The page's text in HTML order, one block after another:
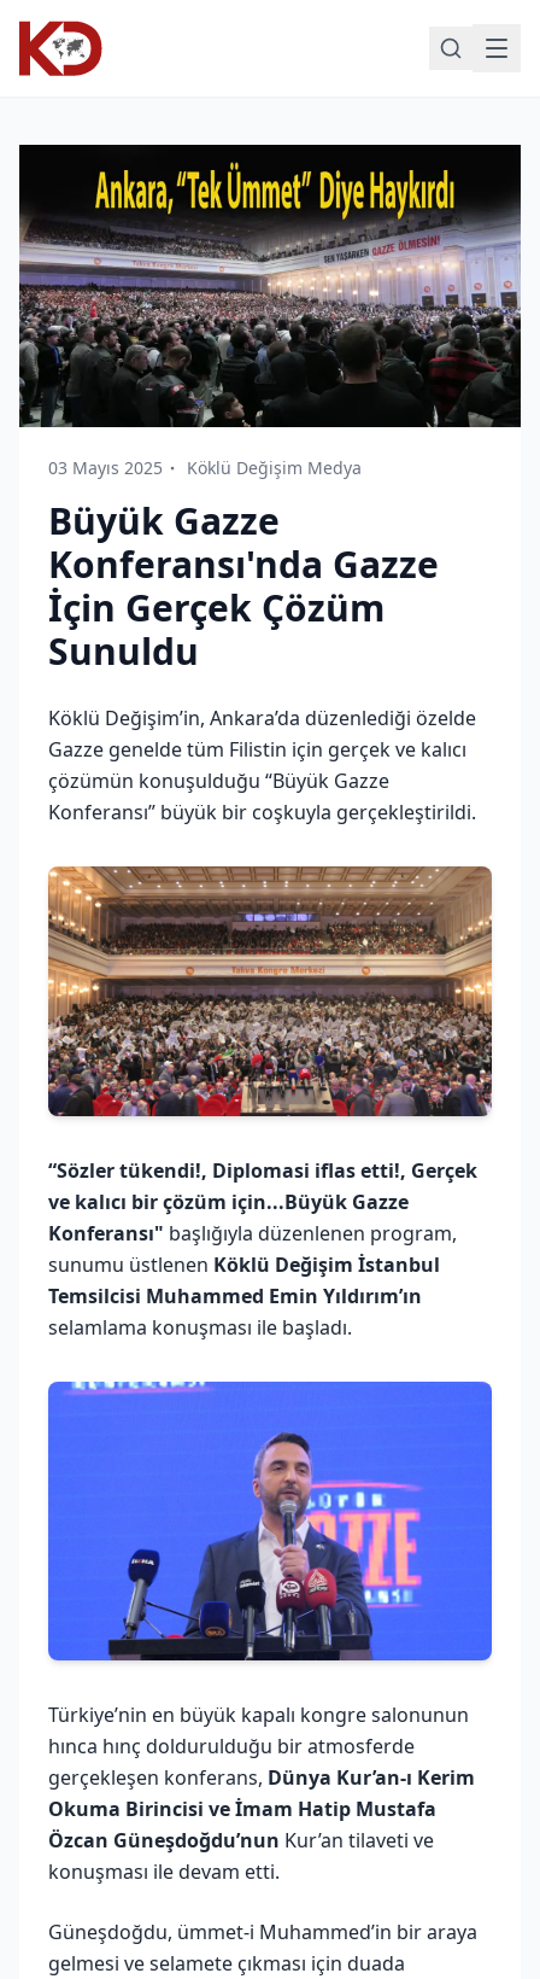
03 Mayıs 2025 Köklü Değişim Medya
Büyük Gazze
Konferansı'nda Gazze
İçin Gerçek Çözüm
Sunuldu
Köklü Değişim’in, Ankara’da düzenlediği özelde
Gazze genelde tüm Filistin için gerçek ve kalıcı
çözümün konuşulduğu “Büyük Gazze
Konferansı” büyük bir coşkuyla gerçekleştirildi.
“Sözler tükendi!, Diplomasi iflas etti!, Gerçek
ve kalıcı bir çözüm için...Büyük Gazze
Konferansı" başlığıyla düzenlenen program,
sunumu üstlenen Köklü Değişim İstanbul
Temsilcisi Muhammed Emin Yıldırım’ın
selamlama konuşması ile başladı.
Türkiye’nin en büyük kapalı kongre salonunun
hınca hınç doldurulduğu bir atmosferde
gerçekleşen konferans, Dünya Kur’an-ı Kerim
Okuma Birincisi ve İmam Hatip Mustafa
Özcan Güneşdoğdu’nun Kur’an tilaveti ve
konuşması ile devam etti.
Güneşdoğdu, ümmet-i Muhammed’in bir araya
gelmesi ve selamete çıkması için duada